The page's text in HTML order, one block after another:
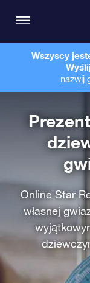
Wszyscy
nazwij
Online Star
własnej